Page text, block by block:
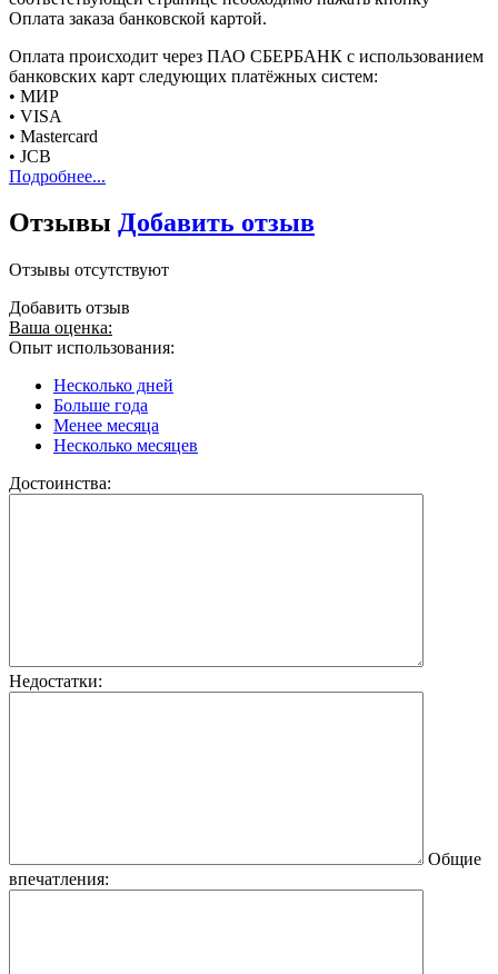
Оплата заказа банковской картой.
Оплата происходит через ПАО СБЕРБАНК с использованием
банковских карт следующих платёжных систем:
• МИР
• VISA
• Mastercard
• JCB
Подробнее...
Отзывы Добавить отзыв
Отзывы отсутствуют
Добавить отзыв
Ваша оценка:
Опыт использования:
Несколько дней
Больше года
Менее месяца
Несколько месяцев
Достоинства:
Недостатки:
Общие
впечатления: